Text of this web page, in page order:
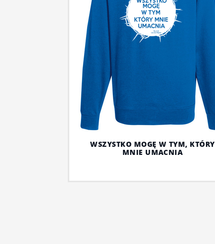
WSZYSTKO MOGĘ W TYM, KTÓRY
MNIE UMACNIA